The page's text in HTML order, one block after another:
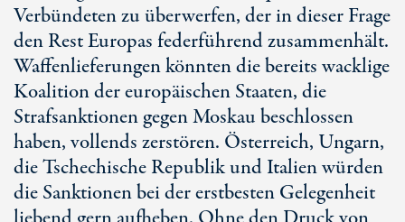
Verbündeten zu überwerfen, der in dieser Frage
den Rest Europas federführend zusammenhält.
Waffenlieferungen könnten die bereits wacklige
Koalition der europäischen Staaten, die
Strafsanktionen gegen Moskau beschlossen
haben, vollends zerstören. Österreich, Ungarn,
die Tschechische Republik und Italien würden
die Sanktionen bei der erstbesten Gelegenheit